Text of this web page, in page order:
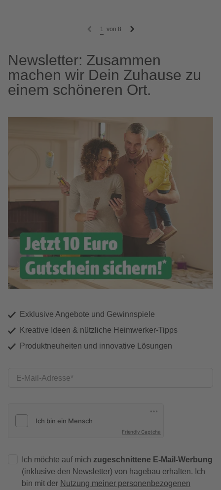
1 von 8
Newsletter: Zusammen
machen wir Dein Zuhause zu
einem schöneren Ort.
Exklusive Angebote und Gewinnspiele
Kreative Ideen & nützliche Heimwerker-Tipps
Produktneuheiten und innovative Lösungen
E-Mail-Adresse
Friendly Captcha
Ich möchte auf mich zugeschnittene E-Mail-Werbung
(inklusive den Newsletter) von hagebau erhalten. Ich
bin mit der Nutzung meiner personenbezogenen